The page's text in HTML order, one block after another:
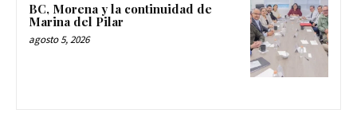
BC, Morena y la continuidad de
Marina del Pilar
agosto 5, 2026